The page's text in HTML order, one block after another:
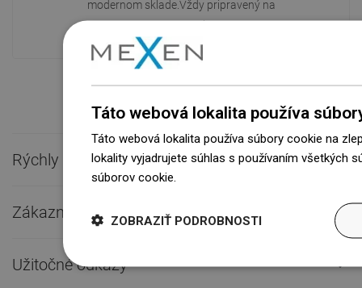
modernom sklade.Vždy pripravený na
prepravu!
Rýchly kontakt 
Zákaznícky servis 
Užitočné odkazy 
Táto webová lokalita používa
Táto webová lokalita používa súbory cookie na
lokality vyjadrujete súhlas s používaním všetkých
súborov cookie.
ZOBRAZIŤ PODROBNOSTI